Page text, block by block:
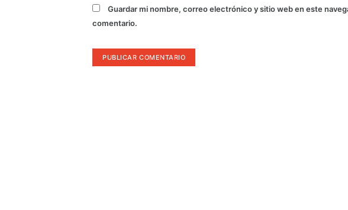
Guardar mi nombre, correo electrónico y sitio web en este
comentario.